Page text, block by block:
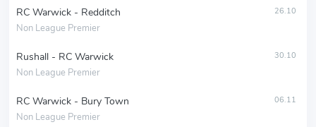
RC Warwick - Redditch
Non League Premier
26.10
Rushall - RC Warwick
Non League Premier
30.10
RC Warwick - Bury Town
Non League Premier
06.11